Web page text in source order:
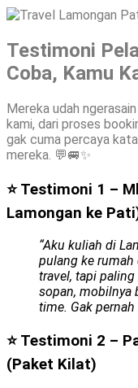
Testimoni
Coba, Kamu
Mereka udah
kami, dari proses
gak cuma percaya
mereka. 💬🚐✨
⭐ Testimoni 1 –
Lamongan ke
“Aku kuliah di
pulang ke rumah
travel, tapi paling
sopan, mobilnya
time. Gak pernah
⭐ Testimoni 2 –
(Paket Kilat)